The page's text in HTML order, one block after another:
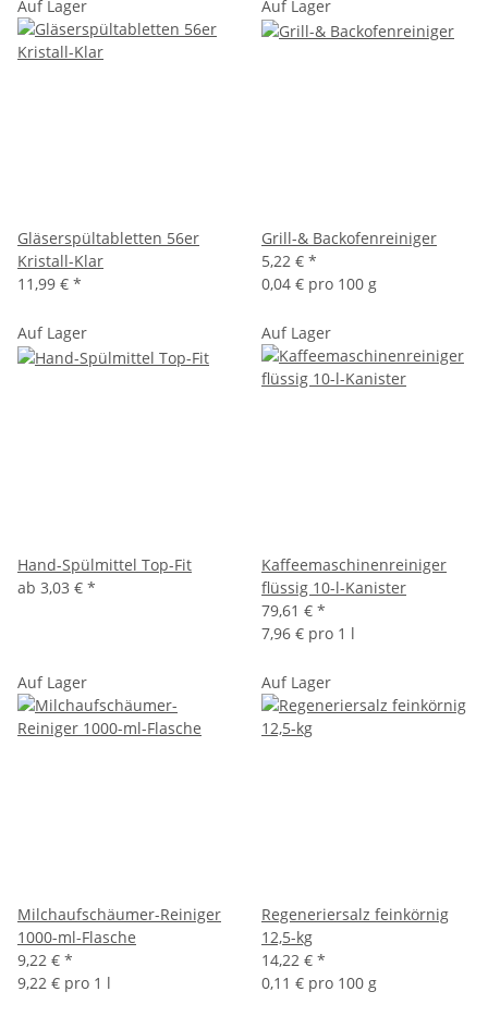
Auf Lager
Gläserspültabletten 56er
Kristall-Klar
11,99 € *
Auf Lager
Grill-& Backofenreiniger
5,22 € *
0,04 € pro 100 g
Auf Lager
Hand-Spülmittel Top-Fit
ab 3,03 € *
Auf Lager
Kaffeemaschinenreiniger
flüssig 10-l-Kanister
79,61 € *
7,96 € pro 1 l
Auf Lager
Milchaufschäumer-Reiniger
1000-ml-Flasche
9,22 € *
9,22 € pro 1 l
Auf Lager
Regeneriersalz feinkörnig
12,5-kg
14,22 € *
0,11 € pro 100 g